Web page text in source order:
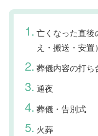
亡くなった直後
え・搬送・安置）
葬儀内容の打ち
通夜
葬儀・告別式
火葬